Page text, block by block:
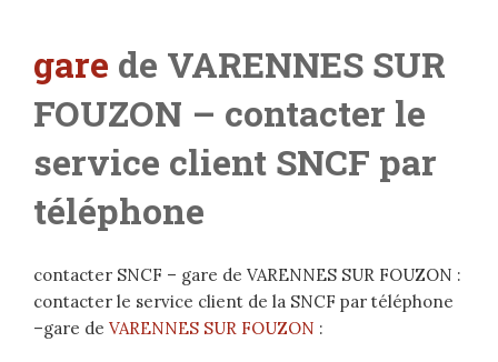
gare de VARENNES SUR
FOUZON – contacter le
service client SNCF par
téléphone
contacter SNCF – gare de VARENNES SUR FOUZON :
contacter le service client de la SNCF par téléphone
–gare de VARENNES SUR FOUZON :